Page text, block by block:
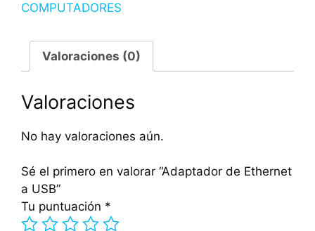
COMPUTADORES
Valoraciones (0)
Valoraciones
No hay valoraciones aún.
Sé el primero en valorar “Adaptador de Ethernet
a USB”
Tu puntuación *